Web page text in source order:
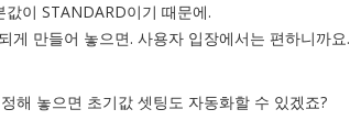
이 STANDARD이기 때문에.
게 만들어 놓으면. 사용자 입장에서는 편하니까요.
해 놓으면 초기값 셋팅도 자동화할 수 있겠죠?